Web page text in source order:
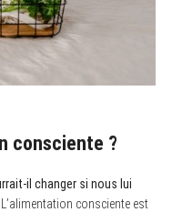
consciente ?
il changer si nous lui
L’alimentation consciente est